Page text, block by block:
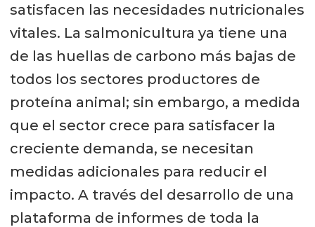
satisfacen las necesidades nutricionales
vitales. La salmonicultura ya tiene una
de las huellas de carbono más bajas de
todos los sectores productores de
proteína animal; sin embargo, a medida
que el sector crece para satisfacer la
creciente demanda, se necesitan
medidas adicionales para reducir el
impacto. A través del desarrollo de una
plataforma de informes de toda la